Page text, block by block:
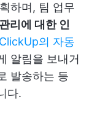
하며, 팀 업무
리에 대한 인
ClickUp의 자동
알림을 보내거
발송하는 등
다.